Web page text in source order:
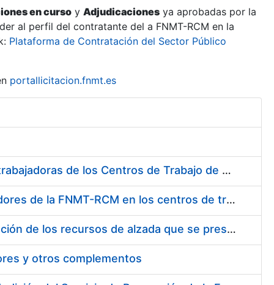
en curso y Adjudicaciones ya aprobadas por la
al perfil del contratante del a FNMT-RCM en la
Plataforma de Contratación del Sector Público
portallicitacion.fnmt.es
Suministro de Protectores Auditivos a medida para las personas trabajadoras de los Centros de Trabajo de Madrid y Burgos
Suministro de gafas graduadas antiproyecciones para los trabajadores de la FNMT-RCM en los centros de trabajo de Madrid y Burgos
Servicios de una empresa externa para el asesoramiento y resolución de los recursos de alzada que se presentan relacionados con procesos de selección para la FNMT-RCM
y otros complementos